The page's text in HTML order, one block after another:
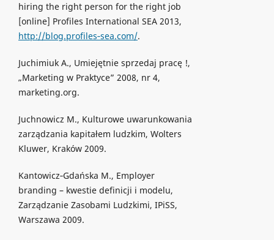
hiring the right person for the right job
[online] Profiles International SEA 2013,
http://blog.profiles‐sea.com/.
Juchimiuk A., Umiejętnie sprzedaj pracę !,
„Marketing w Praktyce” 2008, nr 4,
marketing.org.
Juchnowicz M., Kulturowe uwarunkowania
zarządzania kapitałem ludzkim, Wolters
Kluwer, Kraków 2009.
Kantowicz‐Gdańska M., Employer
branding – kwestie definicji i modelu,
Zarządzanie Zasobami Ludzkimi, IPiSS,
Warszawa 2009.